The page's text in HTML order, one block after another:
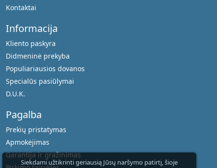
Siekdami užtikrinti geriausią Jūsų naršymo patirtį, šioje
Kontaktai
Informacija
Kliento paskyra
Didmeninė prekyba
Populiariausios dovanos
Specialūs pasiūlymai
D.U.K.
Pagalba
Prekių pristatymas
Apmokėjimas
Garantija ir gražinimas